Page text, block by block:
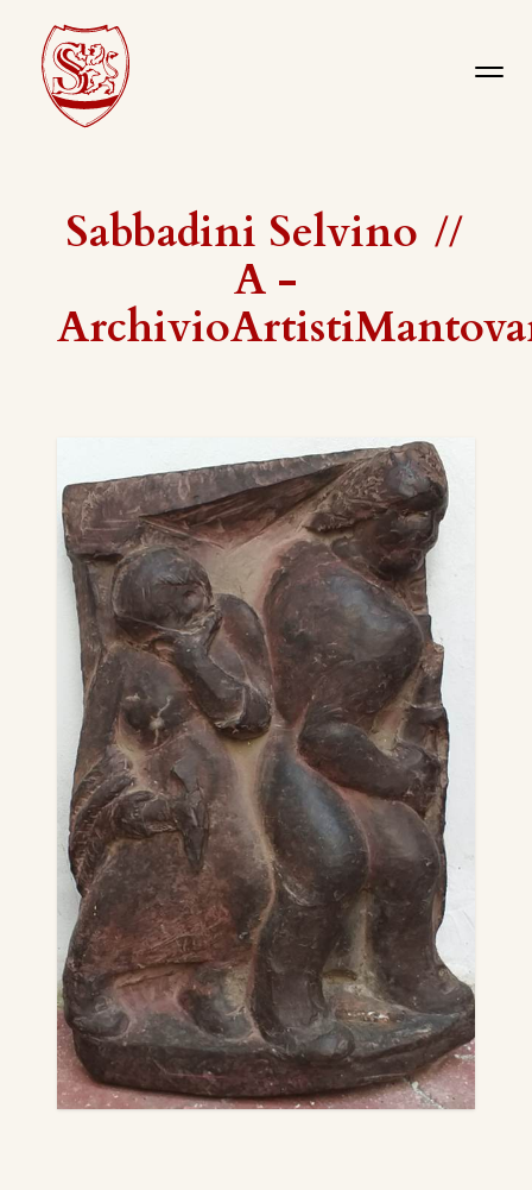
Sabbadini Selvino //
A -